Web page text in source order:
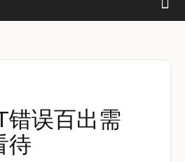
错误百出需
待